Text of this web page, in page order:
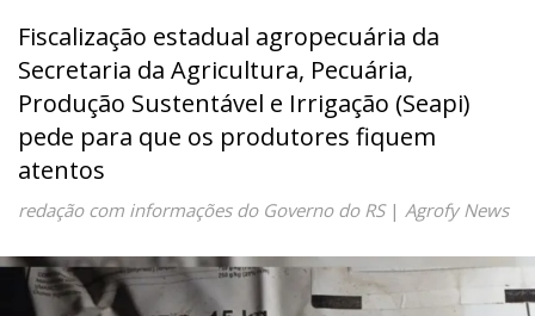
Fiscalização estadual agropecuária da
Secretaria da Agricultura, Pecuária,
Produção Sustentável e Irrigação (Seapi)
pede para que os produtores fiquem
atentos
redação com informações do Governo do RS| Agrofy News